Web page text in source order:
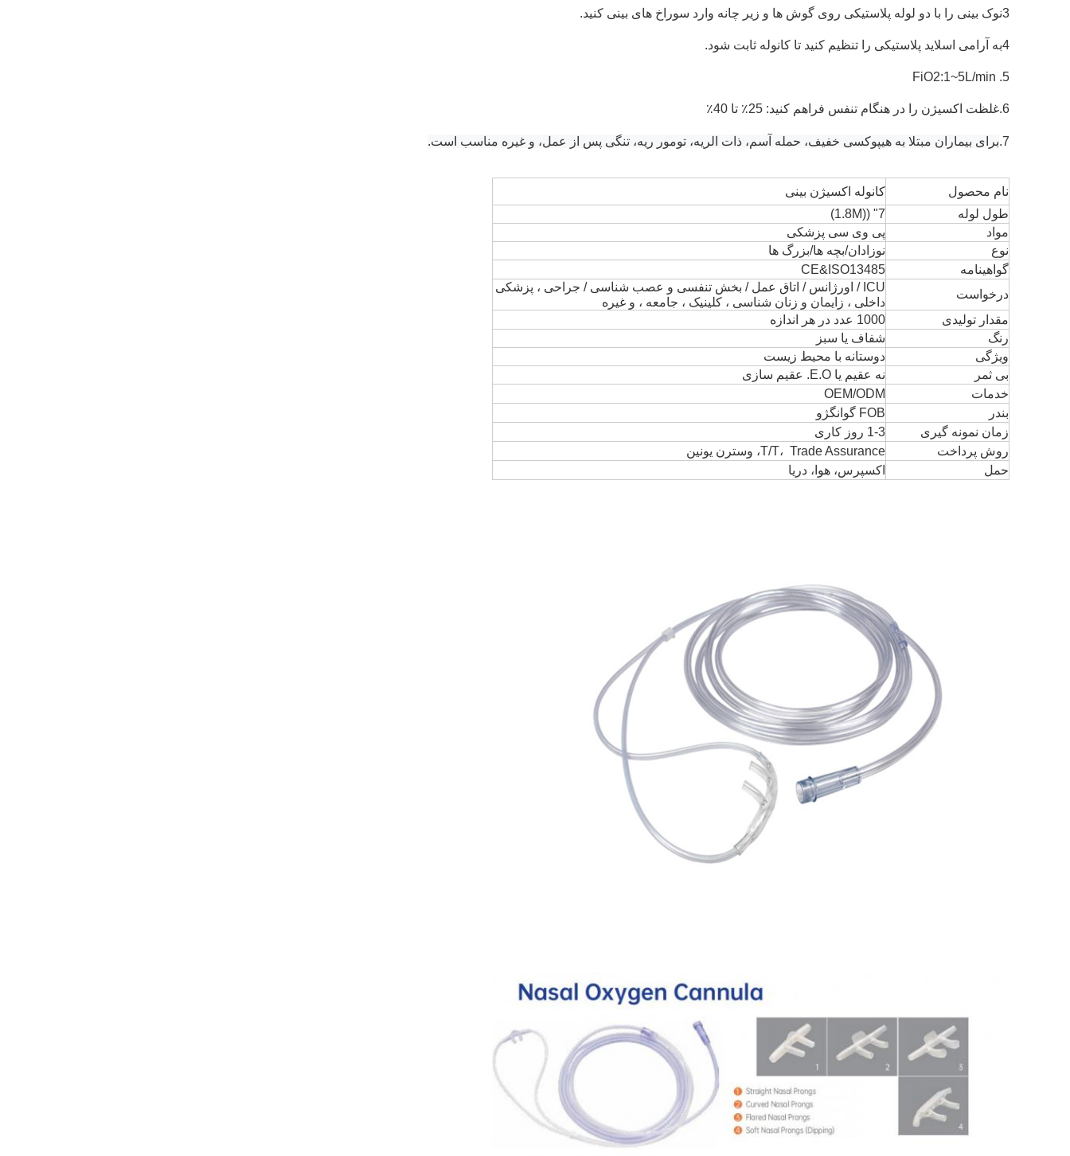
3نوک بینی را با دو لوله پلاستیکی روی گوش ها و زیر چانه وارد سوراخ های بینی کنید.
4به آرامی اسلاید پلاستیکی را تنظیم کنید تا کانوله ثابت شود.
5. FiO2:1~5L/min
6. غلظت اکسیژن را در هنگام تنفس فراهم کنید: 25٪ تا 40٪
7. برای بیماران مبتلا به هیپوکسی خفیف، حمله آسم، ذات الریه، تومور ریه، تنگی پس از عمل، و غیره مناسب است.
نام محصول
کانوله اکسیژن بینی
طول لوله
7" ((1.8M)
مواد
پی وی سی پزشکی
نوع
نوزادان/بچه ها/بزرگ ها
گواهینامه
CE&ISO13485
درخواست
داخلی ، زایمان و زنان شناسی ، کلینیک ، جامعه ، و غیره
مقدار تولیدی
1000 عدد در هر اندازه
رنگ
شفاف یا سبز
ویژگی
دوستانه با محیط زیست
بی ثمر
نه عقیم یا E.O. عقیم سازی
خدمات
OEM/ODM
بندر
FOB گوانگژو
زمان نمونه گیری
1-3 روز کاری
روش پرداخت
T/T،  Trade Assurance، وسترن يونين
حمل
اکسپرس، هوا، دریا